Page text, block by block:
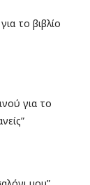
το βιβλίο
για το